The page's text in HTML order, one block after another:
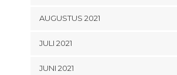
AUGUSTUS 2021
JULI 2021
JUNI 2021